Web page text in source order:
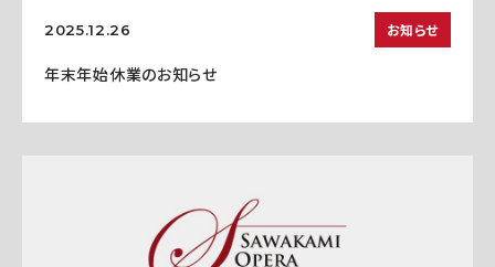
2025.12.26 お知らせ
年末年始休業のお知らせ